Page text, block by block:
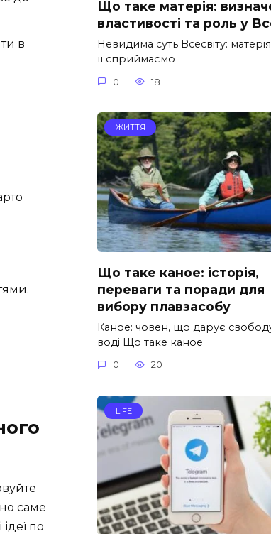
в
саме
по
Що таке матерія:
властивості та роль у
Невидима суть Всесвіту:
її сприймаємо
0 18
ЖИТТЯ
Що таке каное: історія,
переваги та поради для
вибору плавзасобу
Каное: човен, що дарує
воді Що таке каное
0 20
LIFE